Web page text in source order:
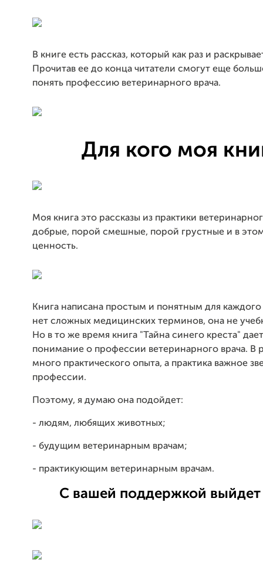
В книге есть рассказ, который как раз и
Прочитав ее до конца читатели смогут еще
понять профессию ветеринарного врача.
Для кого моя
Моя книга это рассказы из практики
добрые, порой смешные, порой грустные и в этом
ценность.
Книга написана простым и понятным для
нет сложных медицинских терминов, она не
Но в то же время книга "Тайна синего креста"
понимание о профессии ветеринарного врача. В
много практического опыта, а практика важное
профессии.
Поэтому, я думаю она подойдет:
- людям, любящих животных;
- будущим ветеринарным врачам;
- практикующим ветеринарным врачам.
С вашей поддержкой выйдет